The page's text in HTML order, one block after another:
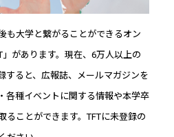
も大学と繋がることができるオン
があります。現在、6万人以上の
すると、広報誌、メールマガジンを
各種イベントに関する情報や本学卒
ることができます。TFTに未登録の